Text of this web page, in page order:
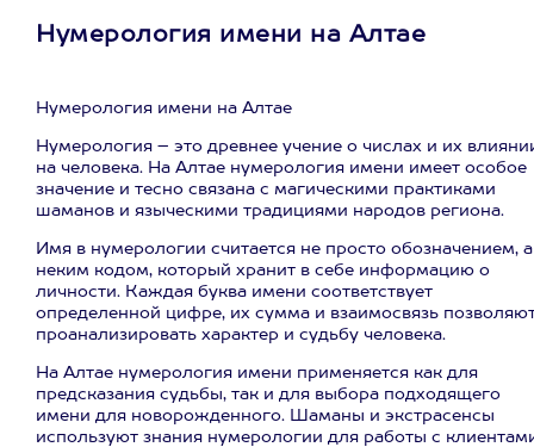
Нумерология имени на Алтае
Нумерология имени на Алтае
Нумерология – это древнее учение о числах и их
на человека. На Алтае нумерология имени имеет особое
значение и тесно связана с магическими практиками
шаманов и языческими традициями народов региона.
Имя в нумерологии считается не просто обозначением, а
неким кодом, который хранит в себе информацию о
личности. Каждая буква имени соответствует
определенной цифре, их сумма и взаимосвязь
проанализировать характер и судьбу человека.
На Алтае нумерология имени применяется как для
предсказания судьбы, так и для выбора подходящего
имени для новорожденного. Шаманы и экстрасенсы
используют знания нумерологии для работы с